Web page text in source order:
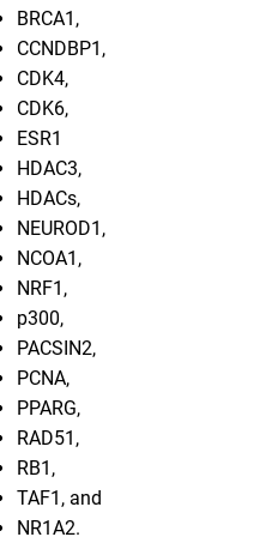
BRCA1 ,
CCNDBP1 ,
CDK4,
CDK6,
ESR1
HDAC3,
HDACs,
NEUROD1 ,
NCOA1 ,
NRF1 ,
p300,
PACSIN2,
PCNA,
PPARG,
RAD51 ,
RB1 ,
TAF1 , and
NR1A2.